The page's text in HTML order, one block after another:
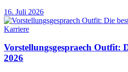
16. Juli 2026
Karriere
Vorstellungsgespraech Outfit:
2026